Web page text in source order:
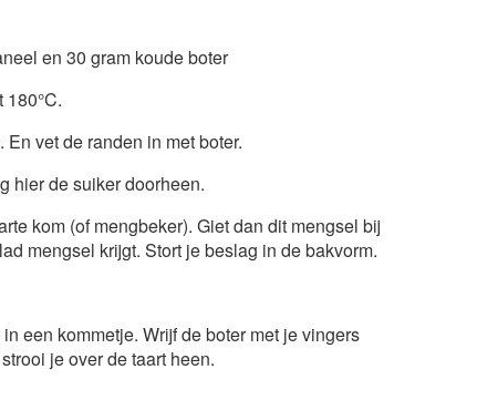
en 30 gram koude boter
vet de randen in met boter.
hier de suiker doorheen.
kom (of mengbeker). Giet dan dit mengsel bij
mengsel krijgt. Stort je beslag in de bakvorm.
een kommetje. Wrijf de boter met je vingers
je over de taart heen.